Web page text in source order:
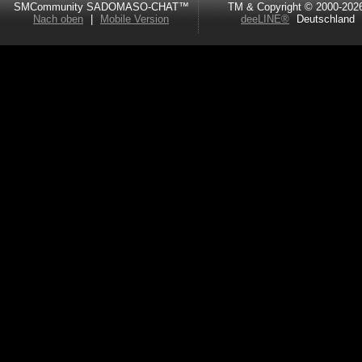
SMCommunity SADOMASO-CHAT™
Nach oben
Mobile Version
TM & Copyright © 2000-
deeLINE®
Deutschland